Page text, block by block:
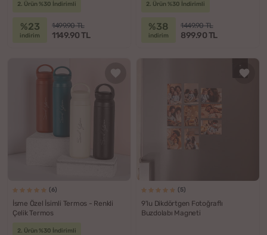
2. Ürün %30 İndirimli
%23
indirim
1499.90 TL
1149.90 TL
2. Ürün %30 İndirimli
%38
indirim
1449.90 TL
899.90 TL
(6)
İsme Özel İsimli Termos - Renkli
Çelik Termos
2. Ürün %30 İndirimli
(5)
9'lu Dikdörtgen Fotoğraflı
Buzdolabı Magneti